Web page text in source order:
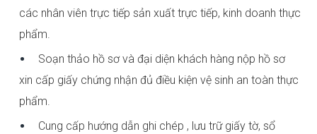
các nhân viên trực tiếp sản xuất trực tiếp, kinh doanh thực
phẩm.
Soạn thảo hồ sơ và đại diện khách hàng nộp hồ sơ
xin cấp giấy chứng nhận đủ điều kiện vệ sinh an toàn thực
phẩm.
Cung cấp hướng dẫn ghi chép , lưu trữ giấy tờ, sổ